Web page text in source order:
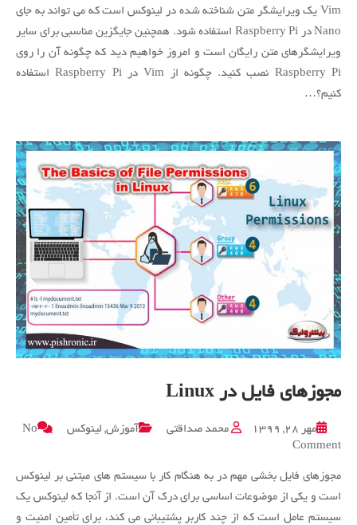
استفاده
از
Vim
در
Raspberry
Vim یک ویرایشگر متن شناخته شده در لینوکس است که می تواند به جای
Nano در Raspberry Pi استفاده شود. همچنین جایگزین مناسبی برای سایر
ویرایشگرهای متن رایگان است و امروز خواهیم دید که چگونه آن را روی
Raspberry Pi نصب کنید. چگونه از Vim در Raspberry Pi استفاده
کنیم؟…
مجوزهای فایل در Linux
مهر ۲۸, ۱۳۹۹ محمد صداقتی آموزش, لینوکس
No
Comment
on
فایل
در
Linux
مجوزهای فایل بخشی مهم در به هنگام کار با سیستم های مبتنی بر لینوکس
است و یکی از موضوعات اساسی برای درک آن است. از آنجا که لینوکس یک
سیستم عامل است که از چند کاربر پشتیبانی می کند، برای تأمین امنیت و